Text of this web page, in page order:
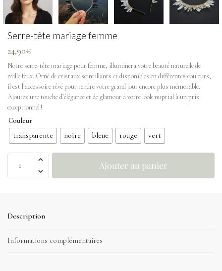
Serre-tête mariage femme
24,90€
Notre serre-tête mariage pour femme, illuminera votre beauté naturelle de
mille feux. Orné de cristaux scintillants et disponibles en différentes couleurs,
il est l’accessoire rêvé pour rendre votre grand jour encore plus mémorable.
Ajoutez une touche d’élégance et de glamour à votre look nuptial à un prix
exceptionnel !
Couleur
transparente noire bleue rouge vert
Ajouter au panier
Description
Informations complémentaires